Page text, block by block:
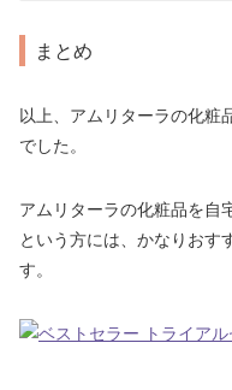
まとめ
以上、アムリターラの化粧
でした。
アムリターラの化粧品を自
という方には、かなりおす
す。